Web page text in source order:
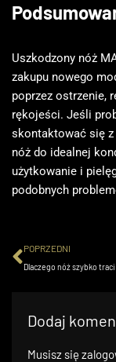
Uszkodzony nóż
zakupu nowego
poprzez ostrzenie,
rękojeści. Jeśli
skontaktować się z
nóż do idealnej
użytkowanie i
podobnych
POPRZEDNI
Dodaj
Musisz się